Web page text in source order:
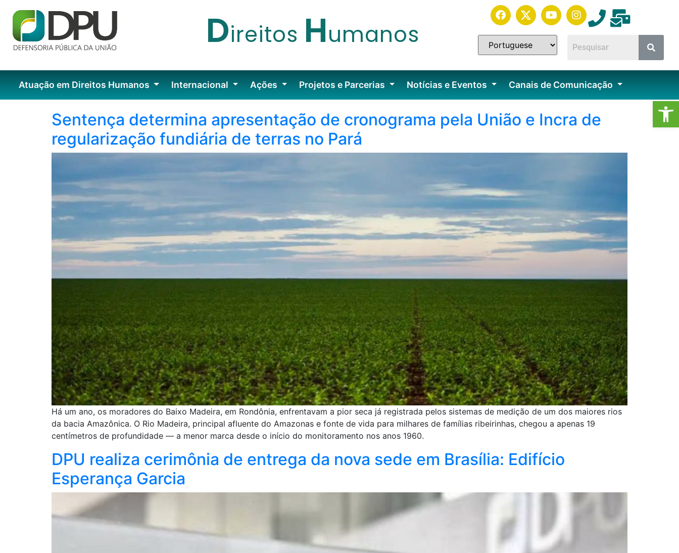
Direitos Humanos
Atuação em Direitos Humanos Internacional Ações Projetos e Parcerias Notícias e Eventos Canais de Comunicação
Sentença determina apresentação de cronograma pela União e Incra de
regularização fundiária de terras no Pará
Há um ano, os moradores do Baixo Madeira, em Rondônia, enfrentavam a pior seca já registrada pelos sistemas de medição de um dos maiores rios
da bacia Amazônica. O Rio Madeira, principal afluente do Amazonas e fonte de vida para milhares de famílias ribeirinhas, chegou a apenas 19
centímetros de profundidade — a menor marca desde o início do monitoramento nos anos 1960.
DPU realiza cerimônia de entrega da nova sede em Brasília: Edifício
Esperança Garcia